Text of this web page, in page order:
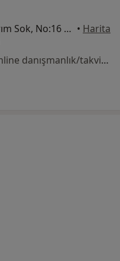
Yahya Kaptan Mah, Özyıldırım Sok, No:16 Tam Gün Ofis İş Merkezi, 39-40, Kocaeli • Harita
Bu uzman ilgili adres için online danışmanlık/takvim sunmuyor.